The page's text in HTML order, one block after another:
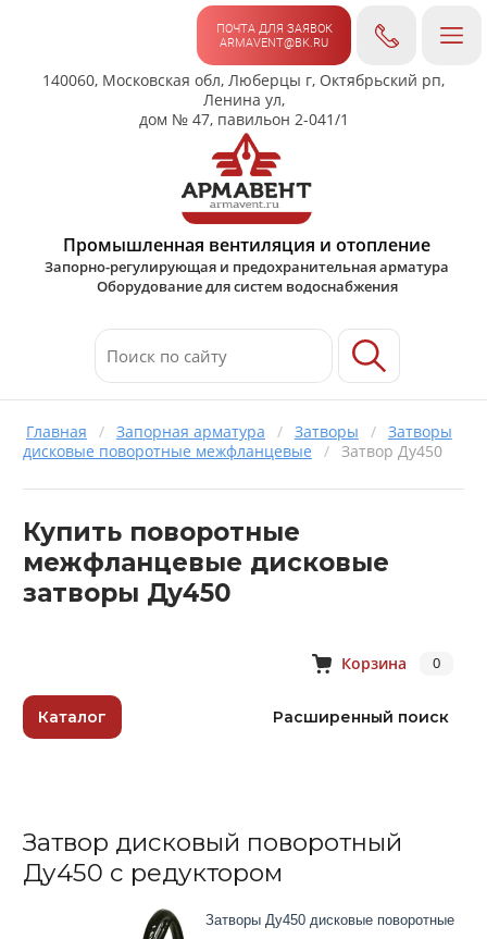
ПОЧТА ДЛЯ ЗАЯВОК
ARMAVENT@BK.RU
140060, Московская обл, Люберцы г, Октябрьский рп,
Ленина ул,
дом № 47, павильон 2-041/1
Промышленная вентиляция и отопление
Запорно-регулирующая и предохранительная арматура
Оборудование для систем водоснабжения
Главная / Запорная арматура / Затворы / Затворы
дисковые поворотные межфланцевые
/ Затвор Ду450
Купить поворотные
межфланцевые дисковые
затворы Ду450
Корзина 0
Каталог Расширенный поиск
Затвор дисковый поворотный
Ду450 с редуктором
Затворы Ду450 дисковые поворотные